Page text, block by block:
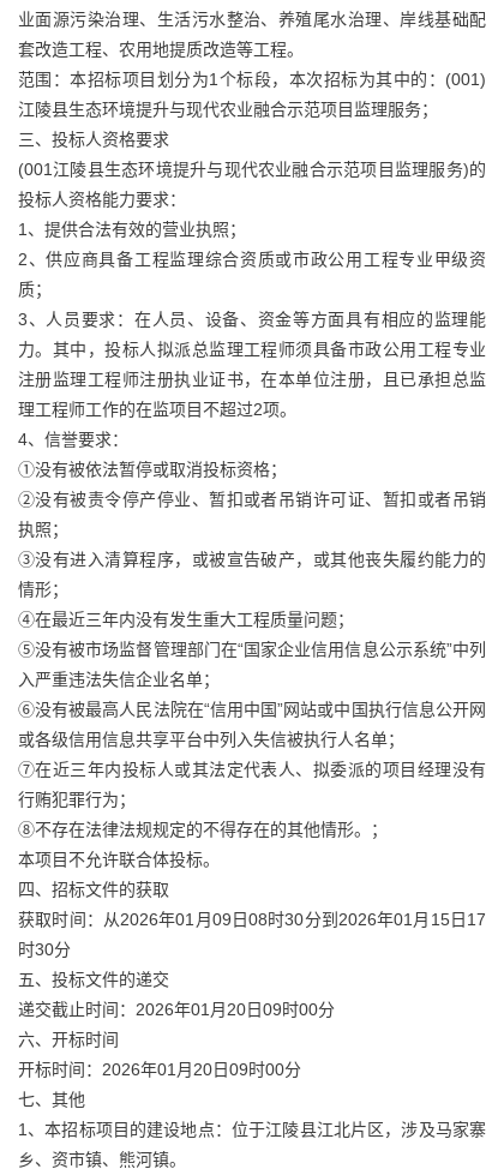
业面源污染治理、生活污水整治、养殖尾水治理、岸线基础配
套改造工程、农用地提质改造等工程。
范围：本招标项目划分为1个标段，本次招标为其中的：(001)
江陵县生态环境提升与现代农业融合示范项目监理服务；
三、投标人资格要求
(001江陵县生态环境提升与现代农业融合示范项目监理服务)的
投标人资格能力要求：
1、提供合法有效的营业执照；
2、供应商具备工程监理综合资质或市政公用工程专业甲级资
质；
3、人员要求：在人员、设备、资金等方面具有相应的监理能
力。其中，投标人拟派总监理工程师须具备市政公用工程专业
注册监理工程师注册执业证书，在本单位注册，且已承担总监
理工程师工作的在监项目不超过2项。
4、信誉要求：
①没有被依法暂停或取消投标资格；
②没有被责令停产停业、暂扣或者吊销许可证、暂扣或者吊销
执照；
③没有进入清算程序，或被宣告破产，或其他丧失履约能力的
情形；
④在最近三年内没有发生重大工程质量问题；
⑤没有被市场监督管理部门在“国家企业信用信息公示系统”中列
入严重违法失信企业名单；
⑥没有被最高人民法院在“信用中国”网站或中国执行信息公开网
或各级信用信息共享平台中列入失信被执行人名单；
⑦在近三年内投标人或其法定代表人、拟委派的项目经理没有
行贿犯罪行为；
⑧不存在法律法规规定的不得存在的其他情形。；
本项目不允许联合体投标。
四、招标文件的获取
获取时间：从2026年01月09日08时30分到2026年01月15日17
时30分
五、投标文件的递交
递交截止时间：2026年01月20日09时00分
六、开标时间
开标时间：2026年01月20日09时00分
七、其他
1、本招标项目的建设地点：位于江陵县江北片区，涉及马家寨
乡、资市镇、熊河镇。